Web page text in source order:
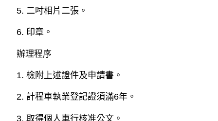
5. 二吋相片二張。
6. 印章。
辦理程序
1. 檢附上述證件及申請書。
2. 計程車執業登記證須滿6年。
3. 取得個人車行核准公文。